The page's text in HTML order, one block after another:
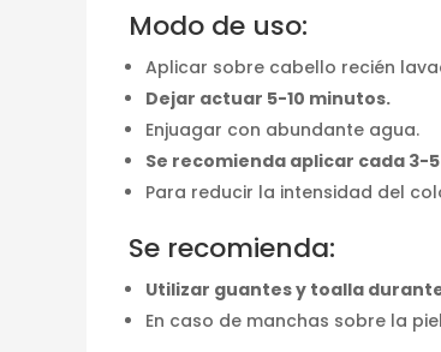
Modo de uso:
Aplicar sobre cabello recién
Dejar actuar 5-10 minutos.
Enjuagar con abundante agua.
Se recomienda aplicar cada 3-
Para reducir la intensidad del
Se recomienda:
Utilizar guantes y toalla
En caso de manchas sobre la